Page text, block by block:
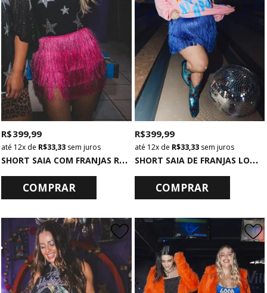
S
HORT SAIA COM FRANJAS ROSA
R$ 399,99
12x de R$ 33,33 sem juros
COMPRAR
S
HORT SAIA DE FRANJAS LONGAS AZUL
R$ 399,99
12xde R$ 33,33sem juros
COMPRAR